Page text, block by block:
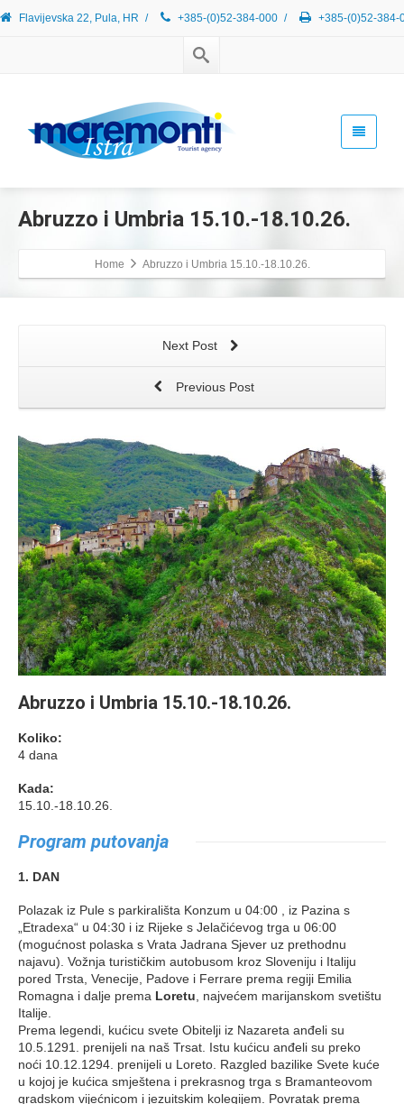
Flavijevska 22, Pula, HR / +385-(0)52-384-000 / +385-(0)52-
Abruzzo i Umbria 15.10.-18.10.26.
Home Abruzzo i Umbria 15.10.-18.10.26.
Next Post
Previous Post
Abruzzo i Umbria 15.10.-18.10.26.
Koliko:
4 dana
Kada:
15.10.-18.10.26.
Program putovanja
1. DAN
Polazak iz Pule s parkirališta Konzum u 04:00 , iz Pazina s
„Etradexa“ u 04:30 i iz Rijeke s Jelačićevog trga u 06:00
(mogućnost polaska s Vrata Jadrana Sjever uz prethodnu
najavu). Vožnja turističkim autobusom kroz Sloveniju i Italiju
pored Trsta, Venecije, Padove i Ferrare prema regiji Emilia
Romagna i dalje prema Loretu, najvećem marijanskom svetištu
Italije.
Prema legendi, kućicu svete Obitelji iz Nazareta anđeli su
10.5.1291. prenijeli na naš Trsat. Istu kućicu anđeli su preko
noći 10.12.1294. prenijeli u Loreto. Razgled bazilike Svete kuće
u kojoj je kućica smještena i prekrasnog trga s Bramanteovom
gradskom vijećnicom i jezuitskim kolegijem. Povratak prema